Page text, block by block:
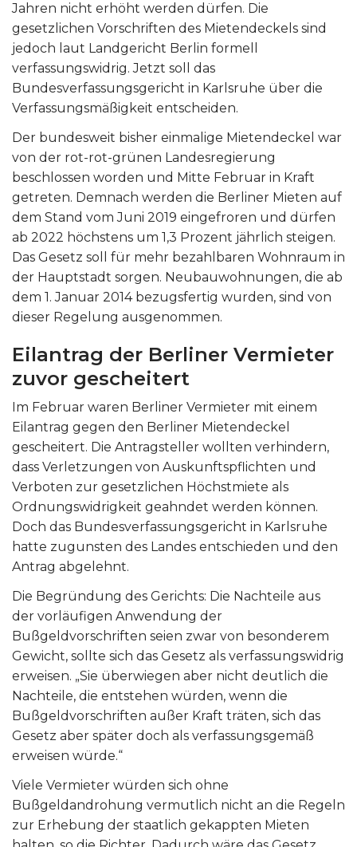
Jahren nicht erhöht werden dürfen. Die
gesetzlichen Vorschriften des Mietendeckels sind
jedoch laut Landgericht Berlin formell
verfassungswidrig. Jetzt soll das
Bundesverfassungsgericht in Karlsruhe über die
Verfassungsmäßigkeit entscheiden.
Der bundesweit bisher einmalige Mietendeckel war
von der rot-rot-grünen Landesregierung
beschlossen worden und Mitte Februar in Kraft
getreten. Demnach werden die Berliner Mieten auf
dem Stand vom Juni 2019 eingefroren und dürfen
ab 2022 höchstens um 1,3 Prozent jährlich steigen.
Das Gesetz soll für mehr bezahlbaren Wohnraum in
der Hauptstadt sorgen. Neubauwohnungen, die ab
dem 1. Januar 2014 bezugsfertig wurden, sind von
dieser Regelung ausgenommen.
Eilantrag der Berliner Vermieter
zuvor gescheitert
Im Februar waren Berliner Vermieter mit einem
Eilantrag gegen den Berliner Mietendeckel
gescheitert. Die Antragsteller wollten verhindern,
dass Verletzungen von Auskunftspflichten und
Verboten zur gesetzlichen Höchstmiete als
Ordnungswidrigkeit geahndet werden können.
Doch das Bundesverfassungsgericht in Karlsruhe
hatte zugunsten des Landes entschieden und den
Antrag abgelehnt.
Die Begründung des Gerichts: Die Nachteile aus
der vorläufigen Anwendung der
Bußgeldvorschriften seien zwar von besonderem
Gewicht, sollte sich das Gesetz als verfassungswidrig
erweisen. „Sie überwiegen aber nicht deutlich die
Nachteile, die entstehen würden, wenn die
Bußgeldvorschriften außer Kraft träten, sich das
Gesetz aber später doch als verfassungsgemäß
erweisen würde.“
Viele Vermieter würden sich ohne
Bußgeldandrohung vermutlich nicht an die Regeln
zur Erhebung der staatlich gekappten Mieten